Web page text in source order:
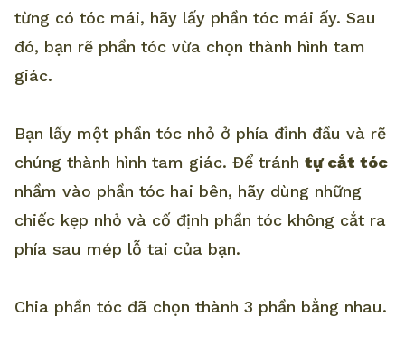
từng có tóc mái, hãy lấy phần tóc mái ấy. Sau
đó, bạn rẽ phần tóc vừa chọn thành hình tam
giác.
Bạn lấy một phần tóc nhỏ ở phía đỉnh đầu và rẽ
chúng thành hình tam giác. Để tránh tự cắt tóc
nhầm vào phần tóc hai bên, hãy dùng những
chiếc kẹp nhỏ và cố định phần tóc không cắt ra
phía sau mép lỗ tai của bạn.
Chia phần tóc đã chọn thành 3 phần bằng nhau.